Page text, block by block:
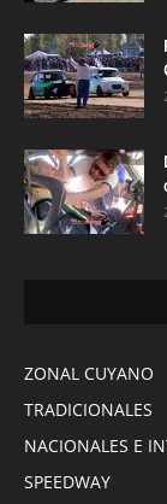
ZONAL CUYANO
TRADICIONALES
NACIONALES E
SPEEDWAY